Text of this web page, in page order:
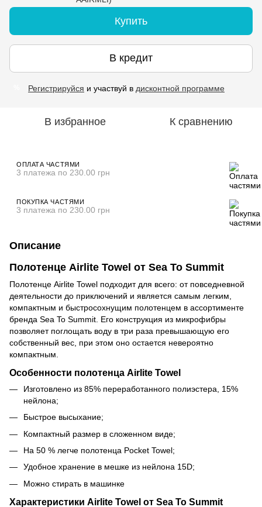
Купить
В кредит
Регистрируйся и участвуй в дисконтной программе
В избранное К сравнению
ОПЛАТА ЧАСТЯМИ
3 платежа по 230.00 грн
ПОКУПКА ЧАСТЯМИ
3 платежа по 230.00 грн
Описание
Полотенце Airlite Towel от Sea To Summit
Полотенце Airlite Towel подходит для всего: от повседневной
деятельности до приключений и является самым легким,
компактным и быстросохнущим полотенцем в ассортименте
бренда Sea To Summit. Его конструкция из микрофибры
позволяет поглощать воду в три раза превышающую его
собственный вес, при этом оно остается невероятно
компактным.
Особенности полотенца Airlite Towel
Изготовлено из 85% переработанного полиэстера, 15%
нейлона;
Быстрое высыхание;
Компактный размер в сложенном виде;
На 50 % легче полотенца Pocket Towel;
Удобное хранение в мешке из нейлона 15D;
Можно стирать в машинке
Характеристики Airlite Towel от Sea To Summit